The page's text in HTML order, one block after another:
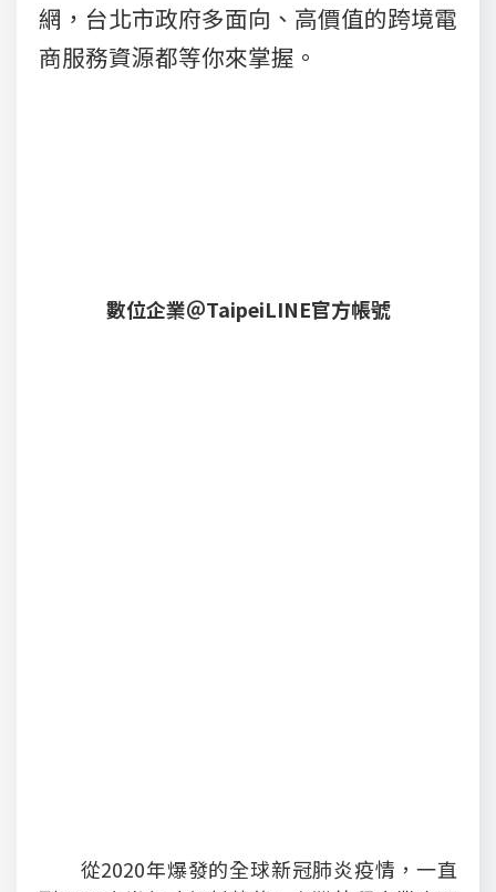
網，台北市政府多面向、高價值的跨境電
商服務資源都等你來掌握。
數位企業＠TaipeiLINE官方帳號
從2020年爆發的全球新冠肺炎疫情，一直